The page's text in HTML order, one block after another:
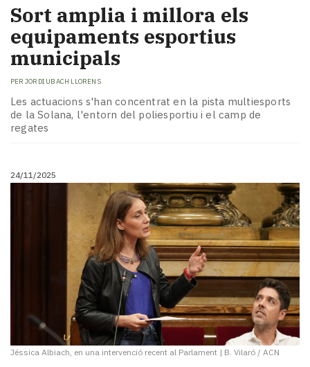
Sort amplia i millora els
equipaments esportius
municipals
PER JORDI UBACH LLORENS
Les actuacions s'han concentrat en la pista multiesports
de la Solana, l'entorn del poliesportiu i el camp de
regates
24/11/2025
Jéssica Albiach, en una intervenció recent al Parlament | B. Vilaró / ACN